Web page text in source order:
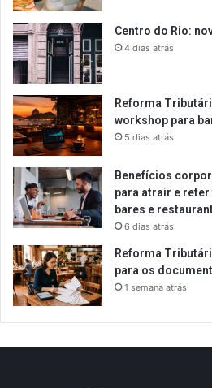
Centro do Rio:
4 dias atrás
Reforma
workshop para
5 dias atrás
Benefícios
para atrair e
bares e
6 dias atrás
Reforma
para os
1 semana atrás